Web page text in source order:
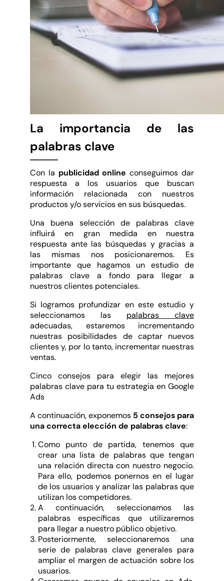
La importancia de las
palabras clave
Con la publicidad online conseguimos dar
respuesta a los usuarios que buscan
información relacionada con nuestros
productos y/o servicios en sus búsquedas.
Una buena selección de palabras clave
influirá en gran medida en nuestra
respuesta ante las búsquedas y gracias a
las mismas nos posicionaremos. Es
importante que hagamos un estudio de
palabras clave a fondo para llegar a
nuestros clientes potenciales.
Si logramos profundizar en este estudio y
seleccionamos las palabras clave
adecuadas, estaremos incrementando
nuestras posibilidades de captar nuevos
clientes y, por lo tanto, incrementar nuestras
ventas.
Cinco consejos para elegir las mejores
palabras clave para tu estrategia en Google
Ads
A continuación, exponemos 5 consejos para
una correcta elección de palabras clave:
Como punto de partida, tenemos que
crear una lista de palabras que tengan
una relación directa con nuestro negocio.
Para ello, podemos ponernos en el lugar
de los usuarios y analizar las palabras que
utilizan los competidores.
A continuación, seleccionamos las
palabras específicas que utilizaremos
para llegar a nuestro público objetivo.
Posteriormente, seleccionaremos una
serie de palabras clave generales para
ampliar el margen de actuación sobre los
usuarios.